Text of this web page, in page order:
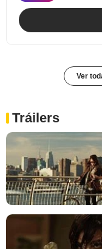
Ver
Tráilers